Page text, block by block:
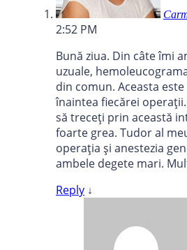
2:52 PM
Bună ziua. Din câte îmi
uzuale,
din comun. Aceasta
înaintea fiecărei
să treceți prin această
foarte grea. Tudor al
operația și anestezia
ambele degete mari.
Reply ↓